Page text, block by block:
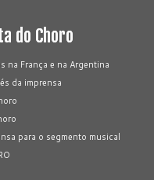
do Choro
na França e na Argentina
da imprensa
para o segmento musical